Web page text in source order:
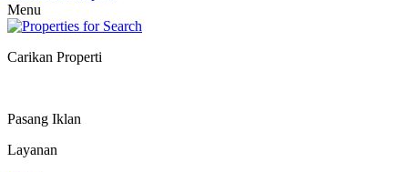
Menu
Carikan Properti
Pasang Iklan
Layanan